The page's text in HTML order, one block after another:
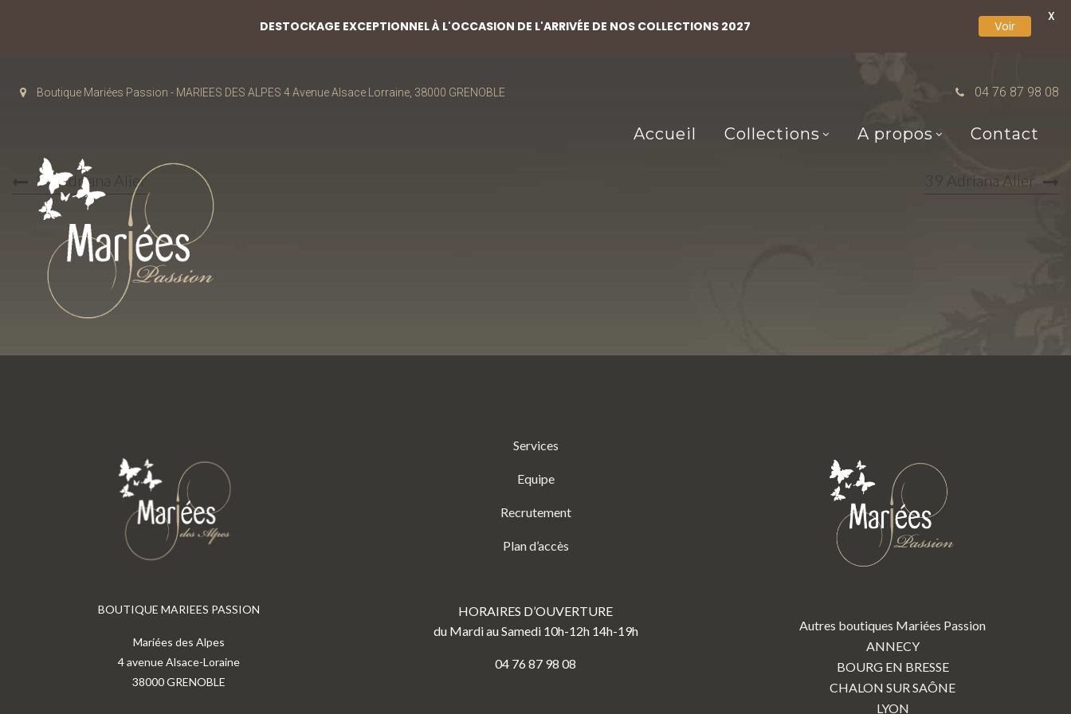
Boutique Mariées Passion - MARIEES DES ALPES 4 Avenue Alsace Lorraine, 38000 GRENOBLE 04 76 87 98 08
Accueil Collections A propos Contact
37 Adriana Alier 39 Adriana Alier
BOUTIQUE MARIEES PASSION
Mariées des Alpes
4 avenue Alsace-Loraine
38000 GRENOBLE
Services
Equipe
Recrutement
Plan d’accès
HORAIRES D’OUVERTURE
du Mardi au Samedi 10h-12h 14h-19h
04 76 87 98 08
Autres boutiques Mariées Passion
ANNECY
BOURG EN BRESSE
CHALON SUR SAÔNE
LYON
DESTOCKAGE EXCEPTIONNEL À L'OCCASION DE L'ARRIVÉE DE NOS COLLECTIONS 2027 Voir
X